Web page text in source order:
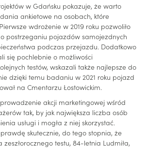
w Gdańsku pokazuje, że warto
ankietowe na osobach, które
wdrożenie w 2019 roku pozwoliło
postrzeganiu pojazdów samojezdnych
podczas przejazdu. Dodatkowo
się pochlebnie o możliwości
testów, wskazali także najlepsze do
dzięki temu badaniu w 2021 roku pojazd
na Cmentarzu Łostowickim.
akcji marketingowej wśród
tak, by jak największa liczba osób
usługi i mogła z niej skorzystać.
skutecznie, do tego stopnia, że
testu, 84-letnia Ludmiła,